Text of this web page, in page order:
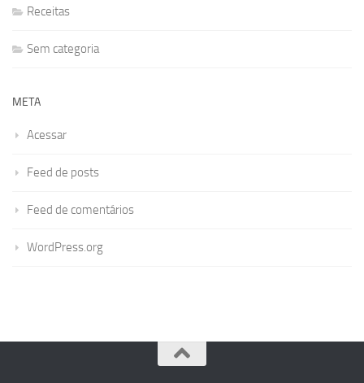
Receitas
Sem categoria
META
Acessar
Feed de posts
Feed de comentários
WordPress.org